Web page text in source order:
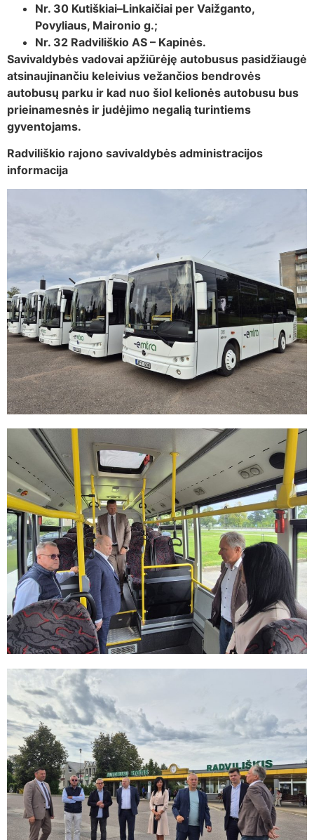
Nr. 30 Kutiškiai–Linkaičiai per Vaižganto,
Povyliaus, Maironio g.;
Nr. 32 Radviliškio AS – Kapinės.
Savivaldybės vadovai apžiūrėję autobusus pasidžiaugė
atsinaujinančiu keleivius vežančios bendrovės
autobusų parku ir kad nuo šiol kelionės autobusu bus
prieinamesnės ir judėjimo negalią turintiems
gyventojams.
Radviliškio rajono savivaldybės administracijos
informacija